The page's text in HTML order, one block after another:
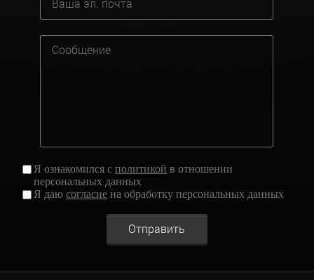
Я ознакомился сполитикой в отношении
персональных данных
Я даюсогласие на обработку персональных данных
Отправить